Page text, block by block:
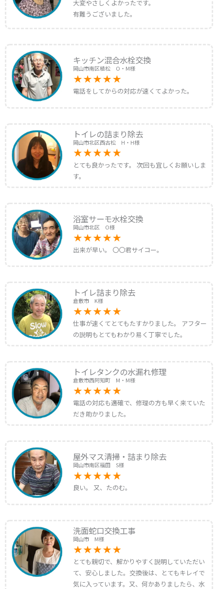
大変やさしくよかったです。
有難うございました。
キッチン混合水栓交換
岡山市南区植松 O・M様
電話をしてからの対応が速くてよかった。
トイレの詰まり除去
岡山市北区西古松 H・H様
とても良かったです。 次回も宜しくお願いしま
す。
浴室サーモ水栓交換
岡山市北区 O様
出来が早い。 〇〇君サイコー。
トイレ詰まり除去
倉敷市 K様
仕事が速くてとてもたすかりました。 アフター
の説明もとてもわかり易く丁寧でした。
トイレタンクの水漏れ修理
倉敷市西阿知町 M・M様
電話の対応も適確で、修理の方も早く来ていた
だき助かりました。
屋外マス清掃・詰まり除去
岡山市南区福田 S様
良い。 又、たのむ。
洗面蛇口交換工事
岡山市 M様
とても親切で、解かりやすく説明していただい
て、安心しました。交換後は、とてもキレイで
気に入っています。又、何かありましたら、水